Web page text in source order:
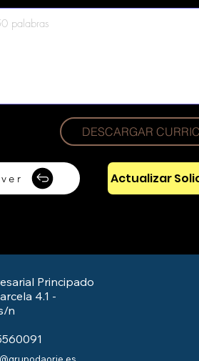
DESCARGAR
Actualizar
Principado
4.1 -
n